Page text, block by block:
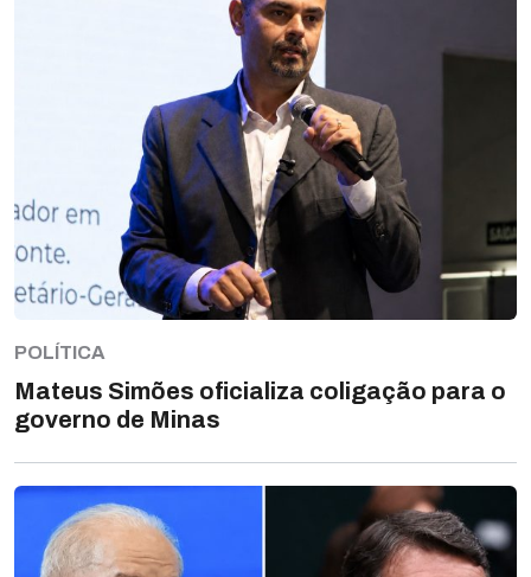
POLÍTICA
Mateus Simões oficializa coligação para o
governo de Minas